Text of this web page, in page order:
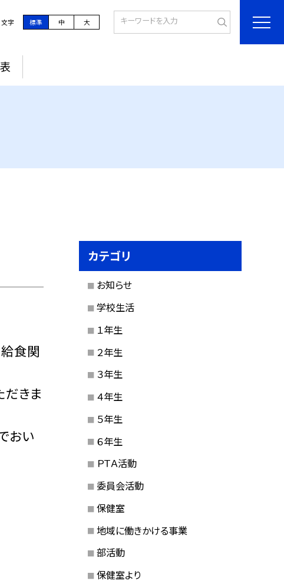
文字 標準 中 大
食関
だきま
おい
カテゴリ
お知らせ
学校生活
１年生
２年生
３年生
４年生
５年生
６年生
ＰＴＡ活動
委員会活動
保健室
地域に働きかける事業
部活動
保健室より